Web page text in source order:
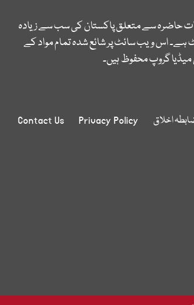
حاضرہ سے متعلق پاکستان کی سب سے زیادہ
اس ویب سائٹ پر شائع شدہ تمام مواد کے
گروپ محفوظ ہیں۔
اخلاق Privacy Policy
Contact Us